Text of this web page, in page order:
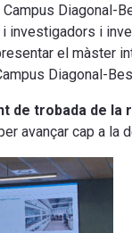
Campus Diagonal-
investigadors i
el màster
Diagonal-
de trobada de la
avançar cap a la